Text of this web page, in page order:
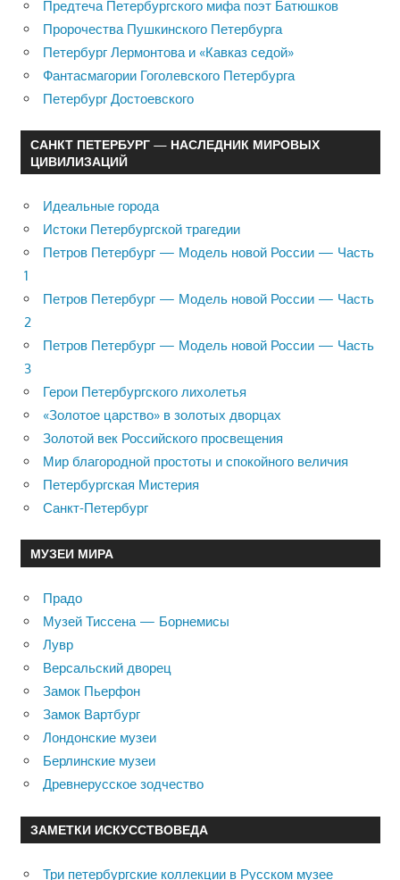
Предтеча Петербургского мифа поэт Батюшков
Пророчества Пушкинского Петербурга
Петербург Лермонтова и «Кавказ седой»
Фантасмагории Гоголевского Петербурга
Петербург Достоевского
САНКТ ПЕТЕРБУРГ — НАСЛЕДНИК МИРОВЫХ
ЦИВИЛИЗАЦИЙ
Идеальные города
Истоки Петербургской трагедии
Петров Петербург — Модель новой России — Часть
1
Петров Петербург — Модель новой России — Часть
2
Петров Петербург — Модель новой России — Часть
3
Герои Петербургского лихолетья
«Золотое царство» в золотых дворцах
Золотой век Российского просвещения
Мир благородной простоты и спокойного величия
Петербургская Мистерия
Санкт-Петербург
МУЗЕИ МИРА
Прадо
Музей Тиссена — Борнемисы
Лувр
Версальский дворец
Замок Пьерфон
Замок Вартбург
Лондонские музеи
Берлинские музеи
Древнерусское зодчество
ЗАМЕТКИ ИСКУССТВОВЕДА
Три петербургские коллекции в Русском музее